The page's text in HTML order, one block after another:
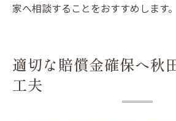
家へ相談することをおすすめします。
適切な賠償金確保へ秋
工夫